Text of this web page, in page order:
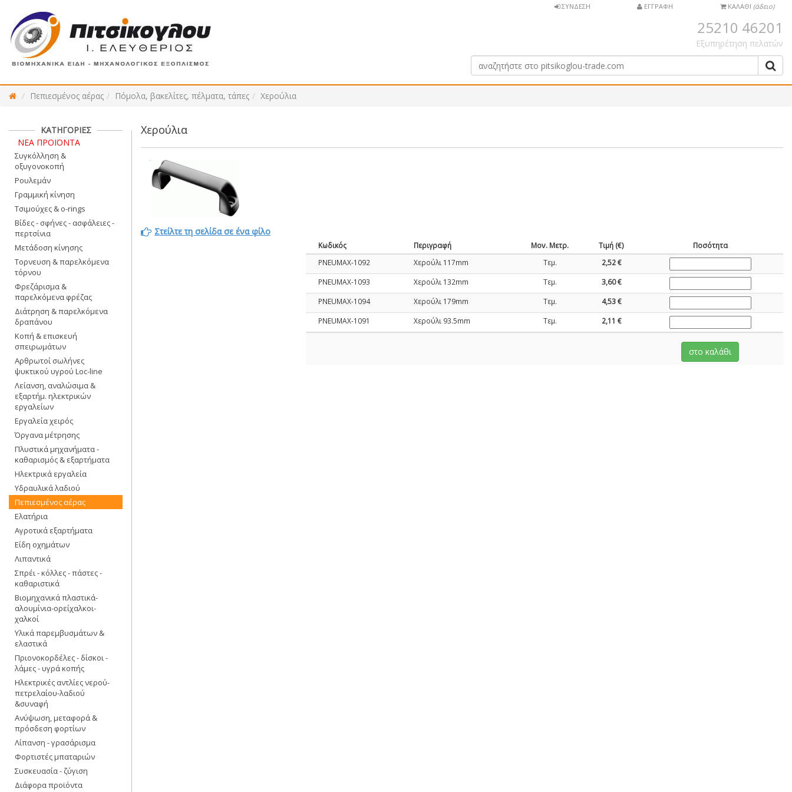
ΣΥΝΔΕΣΗ ΕΓΓΡΑΦΗ ΚΑΛΑΘΙ (άδειο)
25210 46201
Εξυπηρέτηση πελατών
Πεπιεσμένος αέρας Πόμολα, βακελίτες, πέλματα, τάπες Χερούλια
ΚΑΤΗΓΟΡΙΕΣ
ΝΕΑ ΠΡΟΪΟΝΤΑ
Συγκόλληση &
οξυγονοκοπή
Ρουλεμάν
Γραμμική κίνηση
Τσιμούχες & o-rings
Βίδες - σφήνες - ασφάλειες -
περτσίνια
Μετάδοση κίνησης
Τορνευση & παρελκόμενα
τόρνου
Φρεζάρισμα &
παρελκόμενα φρέζας
Διάτρηση & παρελκόμενα
δραπάνου
Κοπή & επισκευή
σπειρωμάτων
Αρθρωτοί σωλήνες
ψυκτικού υγρού Loc-line
Λείανση, αναλώσιμα &
εξαρτήμ. ηλεκτρικών
εργαλείων
Εργαλεία χειρός
Όργανα μέτρησης
Πλυστικά μηχανήματα -
καθαρισμός & εξαρτήματα
Ηλεκτρικά εργαλεία
Υδραυλικά λαδιού
Πεπιεσμένος αέρας
Ελατήρια
Αγροτικά εξαρτήματα
Είδη οχημάτων
Λιπαντικά
Σπρέι - κόλλες - πάστες -
καθαριστικά
Βιομηχανικά πλαστικά-
αλουμίνια-ορείχαλκοι-
χαλκοί
Υλικά παρεμβυσμάτων &
ελαστικά
Πριονοκορδέλες - δίσκοι -
λάμες - υγρά κοπής
Ηλεκτρικές αντλίες νερού-
πετρελαίου-λαδιού
&συναφή
Ανύψωση, μεταφορά &
πρόσδεση φορτίων
Λίπανση - γρασάρισμα
Φορτιστές μπαταριών
Συσκευασία - ζύγιση
Διάφορα προϊόντα
Χερούλια
Στείλτε τη σελίδα σε ένα φίλο
Κωδικός Περιγραφή Μον. Μετρ. Τιμή (€)
Ποσότητα
PNEUMAX-1092
Χερούλι 117mm Τεμ. 2,52 €
PNEUMAX-1093 Χερούλι 132mm Τεμ. 3,60 €
PNEUMAX-1094 Χερούλι 179mm Τεμ. 4,53 €
PNEUMAX-1091 Χερούλι 93.5mm Τεμ. 2,11 €